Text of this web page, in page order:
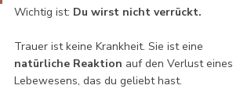
Wichtig ist: Du wirst nicht verrückt.
Trauer ist keine Krankheit. Sie ist eine
natürliche Reaktion auf den Verlust eines
Lebewesens, das du geliebt hast.